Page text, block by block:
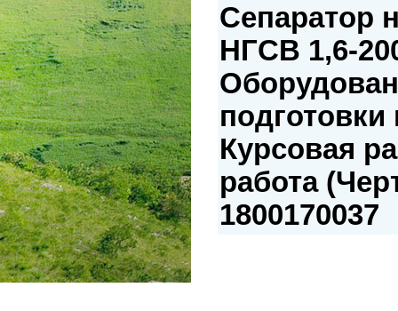
Сепаратор
НГСВ 1,6-
подготовки
Курсовая
работа
1800170037